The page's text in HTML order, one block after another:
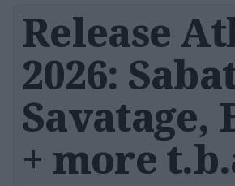
Release
2026:
Savatage,
+ more